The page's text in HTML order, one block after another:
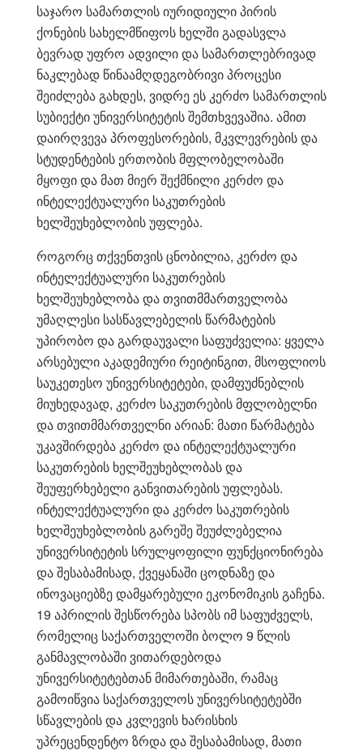
საჯარო სამართლის იურიდიული პირის
ქონების სახელმწიფოს ხელში გადასვლა
ბევრად უფრო ადვილი და სამართლებრივად
ნაკლებად წინაამღდეგობრივი პროცესი
შეიძლება გახდეს, ვიდრე ეს კერძო სამართლის
სუბიექტი უნივერსიტეტის შემთხვევაშია. ამით
დაირღვევა პროფესორების, მკვლევრების და
სტუდენტების ერთობის მფლობელობაში
მყოფი და მათ მიერ შექმნილი კერძო და
ინტელექტუალური საკუთრების
ხელშეუხებლობის უფლება.
როგორც თქვენთვის ცნობილია, კერძო და
ინტელექტუალური საკუთრების
ხელშეუხებლობა და თვითმმართველობა
უმაღლესი სასწავლებელის წარმატების
უპირობო და გარდაუვალი საფუძველია: ყველა
არსებული აკადემიური რეიტინგით, მსოფლიოს
საუკეთესო უნივერსიტეტები, დამფუძნებლის
მიუხედავად, კერძო საკუთრების მფლობელნი
და თვითმმართველნი არიან: მათი წარმატება
უკავშირდება კერძო და ინტელექტუალური
საკუთრების ხელშეუხებლობას და
შეუფერხებელი განვითარების უფლებას.
ინტელექტუალური და კერძო საკუთრების
ხელშეუხებლობის გარეშე შეუძლებელია
უნივერსიტეტის სრულყოფილი ფუნქციონირება
და შესაბამისად, ქვეყანაში ცოდნაზე და
ინოვაციებზე დამყარებული ეკონომიკის გაჩენა.
19 აპრილის შესწორება სპობს იმ საფუძველს,
რომელიც საქართველოში ბოლო 9 წლის
განმავლობაში ვითარდებოდა
უნივერსიტეტებთან მიმართებაში, რამაც
გამოიწვია საქართველოს უნივერსიტეტებში
სწავლების და კვლევის ხარისხის
უპრეცენდენტო ზრდა და შესაბამისად, მათი